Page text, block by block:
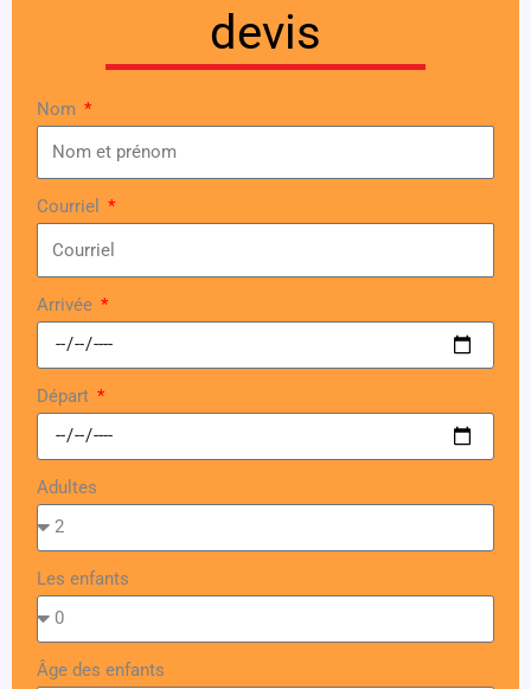
devis
Nom
Courriel
Arrivée
Départ
Adultes
Les enfants
Âge des enfants